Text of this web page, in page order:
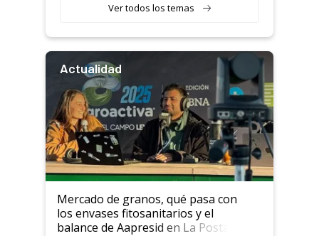
Ver todos los temas
Actualidad
Mercado de granos, qué pasa con
los envases fitosanitarios y el
balance de Aapresid en La Posta